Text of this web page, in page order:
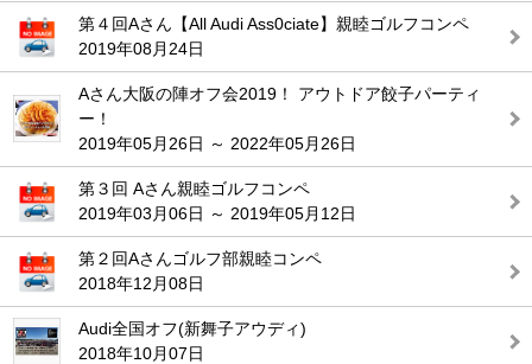
第４回Aさん【All Audi Ass0ciate】親睦ゴルフコンペ
2019年08月24日
Aさん大阪の陣オフ会2019！ アウトドア餃子パーティ
ー！
2019年05月26日 ～ 2022年05月26日
第３回 Aさん親睦ゴルフコンペ
2019年03月06日 ～ 2019年05月12日
第２回Aさんゴルフ部親睦コンペ
2018年12月08日
Audi全国オフ(新舞子アウディ)
2018年10月07日